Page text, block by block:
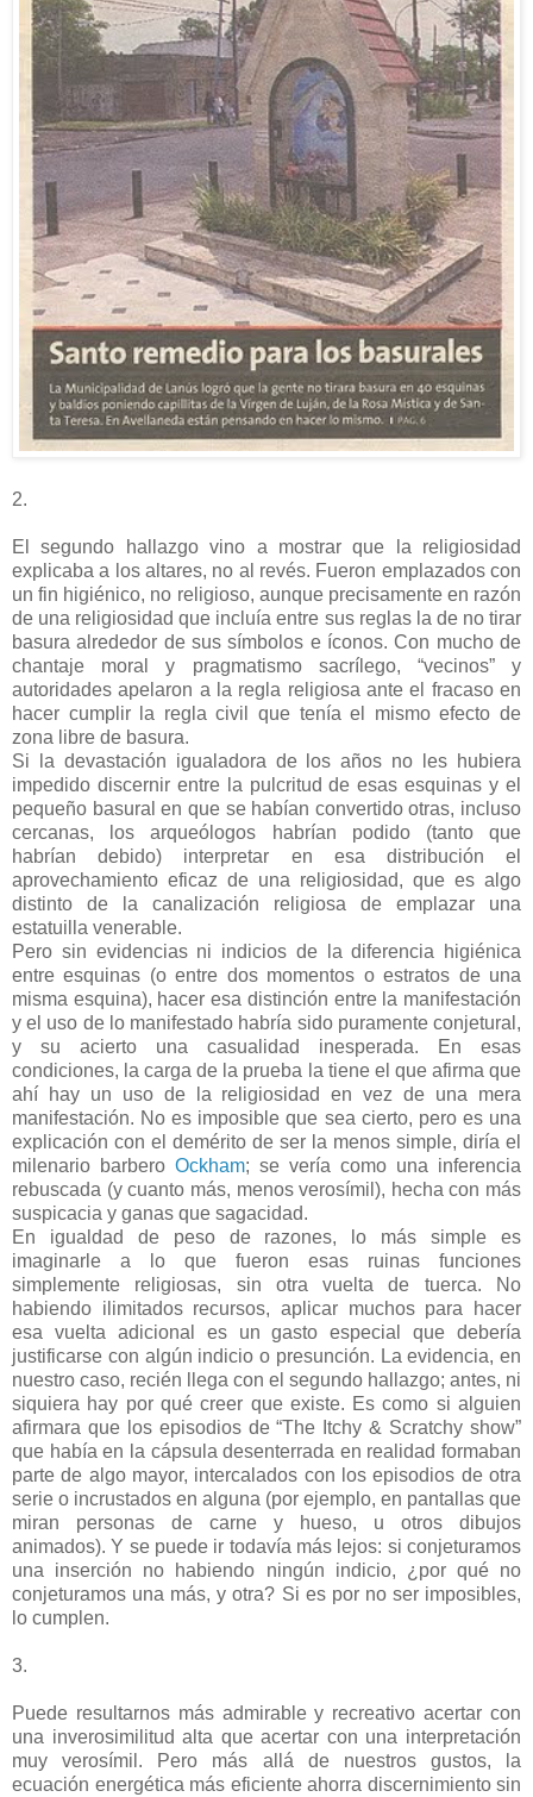
2.
El segundo hallazgo vino a mostrar que la religiosidad
explicaba a los altares, no al revés. Fueron emplazados con
un fin higiénico, no religioso, aunque precisamente en razón
de una religiosidad que incluía entre sus reglas la de no tirar
basura alrededor de sus símbolos e íconos. Con mucho de
chantaje moral y pragmatismo sacrílego, “vecinos” y
autoridades apelaron a la regla religiosa ante el fracaso en
hacer cumplir la regla civil que tenía el mismo efecto de
zona libre de basura.
Si la devastación igualadora de los años no les hubiera
impedido discernir entre la pulcritud de esas esquinas y el
pequeño basural en que se habían convertido otras, incluso
cercanas, los arqueólogos habrían podido (tanto que
habrían debido) interpretar en esa distribución el
aprovechamiento eficaz de una religiosidad, que es algo
distinto de la canalización religiosa de emplazar una
estatuilla venerable.
Pero sin evidencias ni indicios de la diferencia higiénica
entre esquinas (o entre dos momentos o estratos de una
misma esquina), hacer esa distinción entre la manifestación
y el uso de lo manifestado habría sido puramente conjetural,
y su acierto una casualidad inesperada. En esas
condiciones, la carga de la prueba la tiene el que afirma que
ahí hay un uso de la religiosidad en vez de una mera
manifestación. No es imposible que sea cierto, pero es una
explicación con el demérito de ser la menos simple, diría el
milenario barbero Ockham; se vería como una inferencia
rebuscada (y cuanto más, menos verosímil), hecha con más
suspicacia y ganas que sagacidad.
En igualdad de peso de razones, lo más simple es
imaginarle a lo que fueron esas ruinas funciones
simplemente religiosas, sin otra vuelta de tuerca. No
habiendo ilimitados recursos, aplicar muchos para hacer
esa vuelta adicional es un gasto especial que debería
justificarse con algún indicio o presunción. La evidencia, en
nuestro caso, recién llega con el segundo hallazgo; antes, ni
siquiera hay por qué creer que existe. Es como si alguien
afirmara que los episodios de “The Itchy & Scratchy show”
que había en la cápsula desenterrada en realidad formaban
parte de algo mayor, intercalados con los episodios de otra
serie o incrustados en alguna (por ejemplo, en pantallas que
miran personas de carne y hueso, u otros dibujos
animados). Y se puede ir todavía más lejos: si conjeturamos
una inserción no habiendo ningún indicio, ¿por qué no
conjeturamos una más, y otra? Si es por no ser imposibles,
lo cumplen.
3.
Puede resultarnos más admirable y recreativo acertar con
una inverosimilitud alta que acertar con una interpretación
muy verosímil. Pero más allá de nuestros gustos, la
ecuación energética más eficiente ahorra discernimiento sin